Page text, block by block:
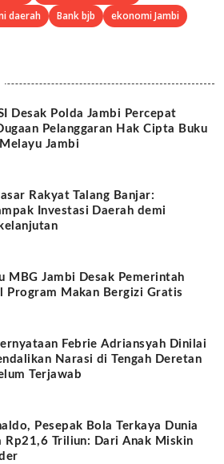
daerah Bank bjb
ekonomi Jambi
Desak Polda Jambi Percepat
Pelanggaran Hak Cipta Buku
Jambi
Rakyat Talang Banjar:
Investasi Daerah demi
MBG Jambi Desak Pemerintah
Program Makan Bergizi Gratis
Febrie Adriansyah Dinilai
Narasi di Tengah Deretan
Terjawab
Pesepak Bola Terkaya Dunia
Rp21,6 Triliun: Dari Anak Miskin